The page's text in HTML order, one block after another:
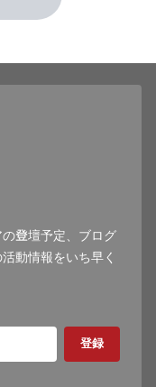
登壇予定、ブログ
動情報をいち早く
登録